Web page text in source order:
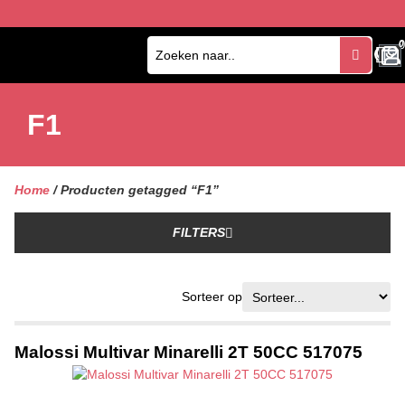
0
0
F1
Home / Producten getagged “F1”
FILTERS
Sorteer op
Malossi Multivar Minarelli 2T 50CC 517075